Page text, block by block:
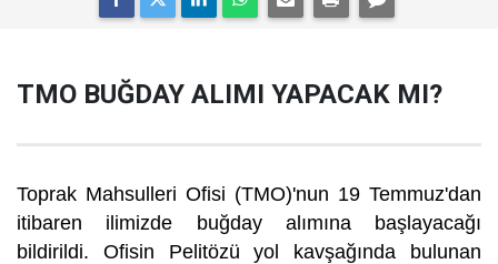
TMO BUĞDAY ALIMI YAPACAK MI?
Toprak Mahsulleri Ofisi (TMO)'nun 19 Temmuz'dan
itibaren ilimizde buğday alımına başlayacağı
bildirildi. Ofisin Pelitözü yol kavşağında bulunan